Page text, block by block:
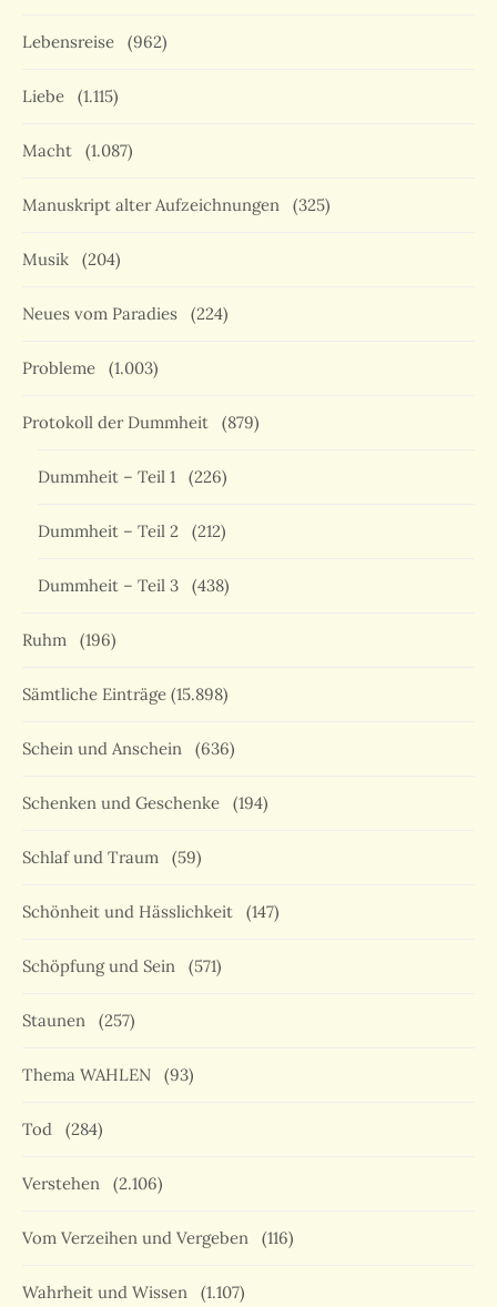
Lebensreise (962)
Liebe (1.115)
Macht (1.087)
Manuskript alter Aufzeichnungen (325)
Musik (204)
Neues vom Paradies (224)
Probleme (1.003)
Protokoll der Dummheit (879)
Dummheit – Teil 1 (226)
Dummheit – Teil 2 (212)
Dummheit – Teil 3 (438)
Ruhm (196)
Sämtliche Einträge (15.898)
Schein und Anschein (636)
Schenken und Geschenke (194)
Schlaf und Traum (59)
Schönheit und Hässlichkeit (147)
Schöpfung und Sein (571)
Staunen (257)
Thema WAHLEN (93)
Tod (284)
Verstehen (2.106)
Vom Verzeihen und Vergeben (116)
Wahrheit und Wissen (1.107)